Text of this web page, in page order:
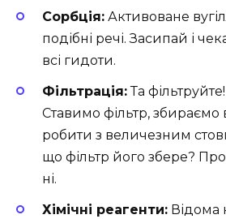
Сорбція: Активоване
подібні речі. Засипай і
всі гидоти.
Фільтрація:Та
Ставимо фільтр,
робити з величезним
що фільтр його збере?
ні.
Хімічні реагенти: Відома